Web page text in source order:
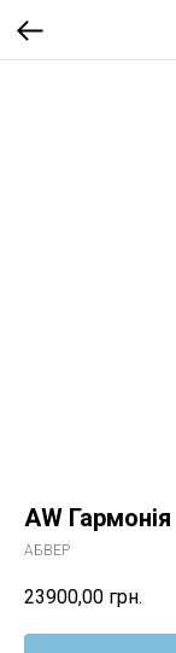
AW Гармонія
АБВЕР
23900,00 грн.